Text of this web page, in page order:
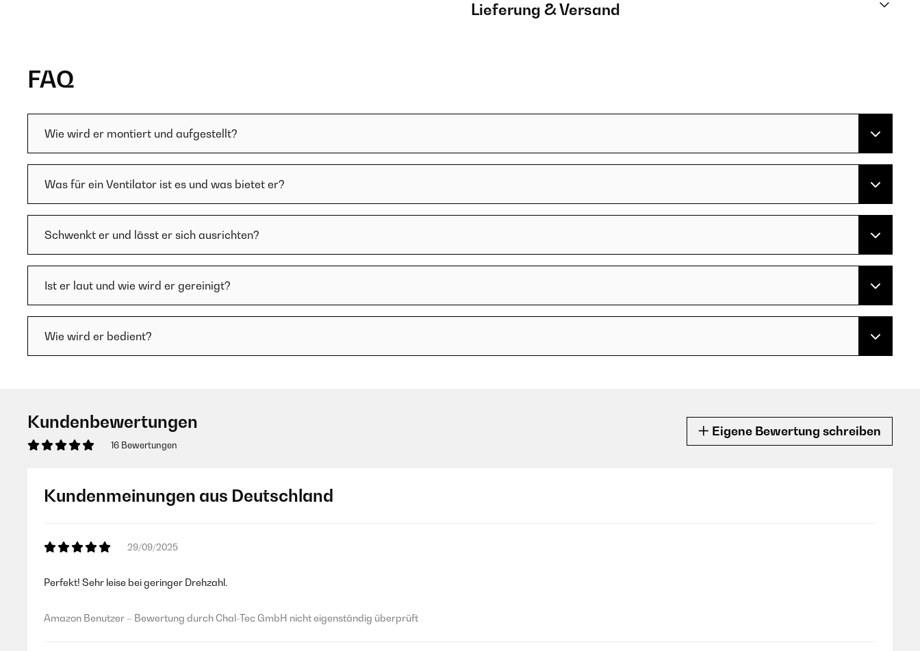
Lieferung & Versand
FAQ
Wie wird er montiert und aufgestellt?
Was für ein Ventilator ist es und was bietet er?
Schwenkt er und lässt er sich ausrichten?
Ist er laut und wie wird er gereinigt?
Wie wird er bedient?
Kundenbewertungen
16 Bewertungen
Eigene Bewertung schreiben
Kundenmeinungen aus Deutschland
29/09/2025
Perfekt! Sehr leise bei geringer Drehzahl.
Amazon Benutzer – Bewertung durch Chal-Tec GmbH nicht eigenständig überprüft